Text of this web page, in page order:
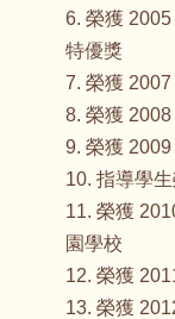
6. 榮獲
特優獎
7. 榮獲
8. 榮獲
9. 榮獲
10. 指導學
11. 榮獲
園學校
12. 榮獲
13. 榮獲